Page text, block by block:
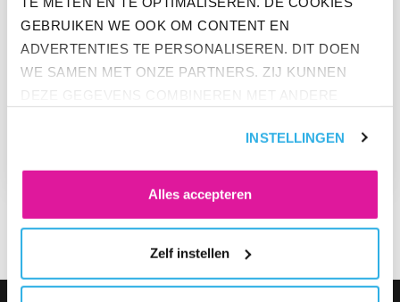
GEBRUIKEN WE OOK OM CONTENT EN
ADVERTENTIES TE PERSONALISEREN. DIT DOEN
WE SAMEN MET ONZE PARTNERS. ZIJ KUNNEN
ACCEPTEREN' ALS JE INSTEMT MET ALLE
NOODZAKELIJKE COOKIES WILT. ONDER 'ZELF
ALTIJD JE TOESTEMMING VOOR DE COOKIES
INSTELLINGEN
Alles accepteren
Zelf instellen